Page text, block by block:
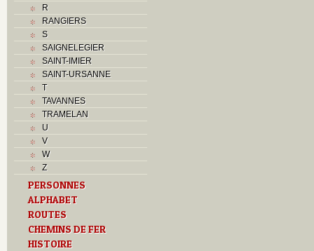
O
Problème jurassien
R
S
T
Textes
R
RANGIERS
S
SAIGNELEGIER
SAINT-IMIER
SAINT-URSANNE
T
TAVANNES
TRAMELAN
U
V
W
Z
PERSONNES
ALPHABET
ROUTES
CHEMINS DE FER
HISTOIRE